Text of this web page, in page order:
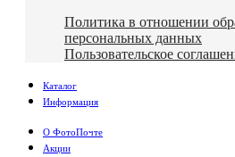
Политика в отношении
персональных данных
Пользовательское
Каталог
Информация
О ФотоПочте
Акции